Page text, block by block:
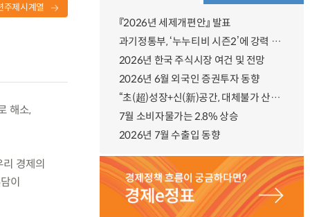
주제시계열
해소,
경제의
이
『2026년 세제개편안』 발표
과기정통부, ‘누누티비 시즌2’에 강력 대응 의지 밝혀
2026년 한국 주식시장 여건 및 전망
2026년 6월 외국인 증권투자 동향
“초(超)성장+신(新)공간, 대체불가 산업강국”
7월 소비자물가는 2.8% 상승
2026년 7월 수출입 동향